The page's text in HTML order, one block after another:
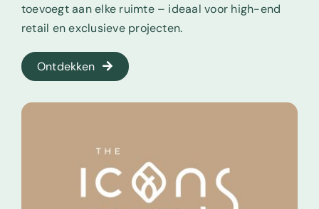
toevoegt aan elke ruimte – ideaal voor high-end
retail en exclusieve projecten.
Ontdekken